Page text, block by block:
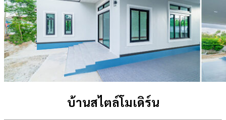
บ้านสไตล์โมเดิร์น